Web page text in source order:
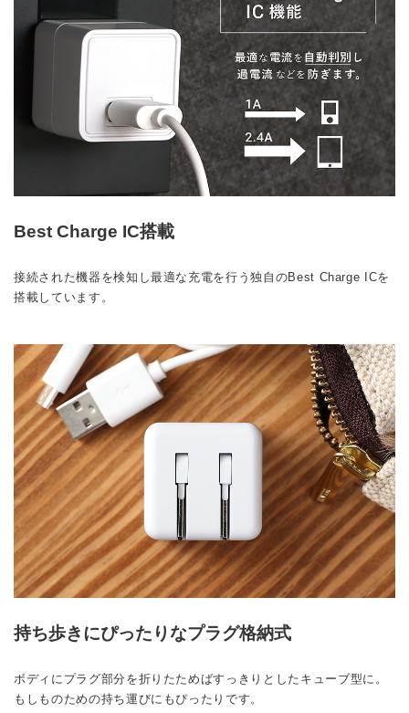
Best Charge IC搭載
接続された機器を検知し最適な充電を行う独自のBest Charge ICを
搭載しています。
持ち歩きにぴったりなプラグ格納式
ボディにプラグ部分を折りたためばすっきりとしたキューブ型に。
もしものための持ち運びにもぴったりです。